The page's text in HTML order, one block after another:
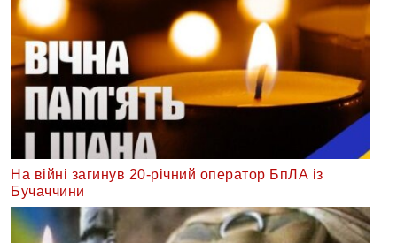
На війні загинув 20-річний оператор БпЛА із
Бучаччини